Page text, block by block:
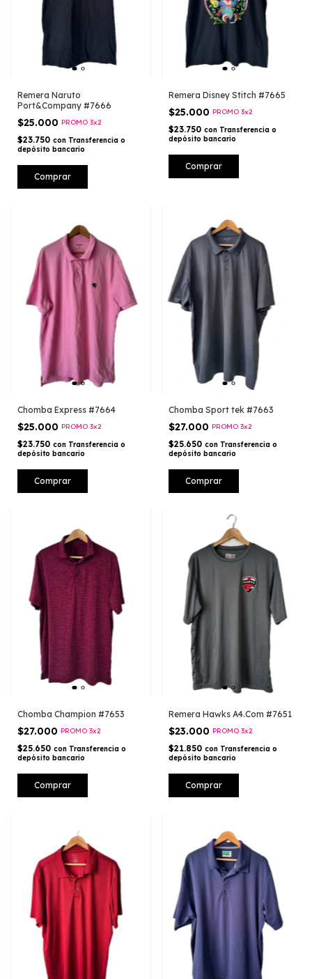
Remera Naruto
Port&Company #7666
$25.000 PROMO 3x2
$23.750 con Transferencia o
depósito bancario
Comprar
Remera Disney Stitch #7665
$25.000 PROMO 3x2
$23.750 con Transferencia o
depósito bancario
Comprar
Chomba Express #7664
$25.000 PROMO 3x2
$23.750 con Transferencia o
depósito bancario
Comprar
Chomba Sport tek #7663
$27.000 PROMO 3x2
$25.650 con Transferencia o
depósito bancario
Comprar
Chomba Champion #7653
$27.000 PROMO 3x2
$25.650 con Transferencia o
depósito bancario
Comprar
Remera Hawks A4.Com #7651
$23.000 PROMO 3x2
$21.850 con Transferencia o
depósito bancario
Comprar